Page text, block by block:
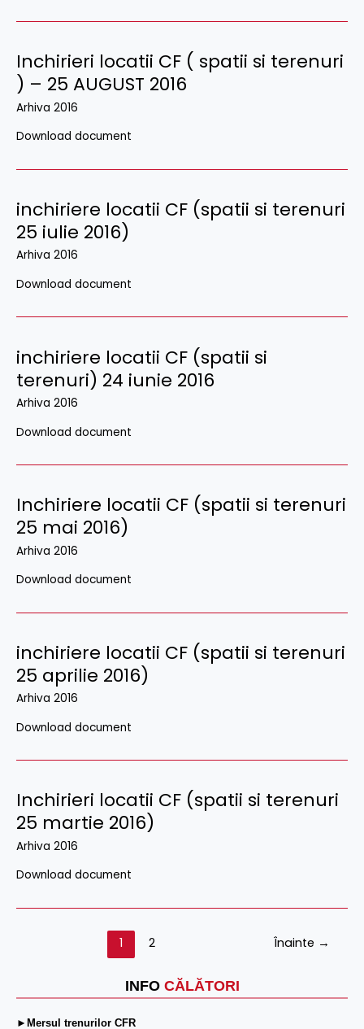
INFO CĂLĂTORI
►Mersul trenurilor CFR
Inchirieri locatii CF ( spatii si terenuri
) – 25 AUGUST 2016
Arhiva 2016
Download document
inchiriere locatii CF (spatii si terenuri
25 iulie 2016)
Arhiva 2016
Download document
inchiriere locatii CF (spatii si
terenuri) 24 iunie 2016
Arhiva 2016
Download document
Inchiriere locatii CF (spatii si terenuri
25 mai 2016)
Arhiva 2016
Download document
inchiriere locatii CF (spatii si terenuri
25 aprilie 2016)
Arhiva 2016
Download document
Inchirieri locatii CF (spatii si terenuri
25 martie 2016)
Arhiva 2016
Download document
1 2 Înainte →